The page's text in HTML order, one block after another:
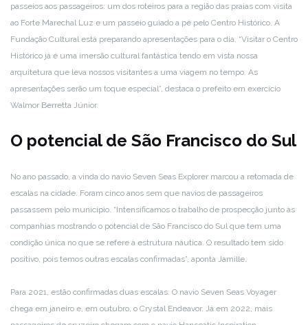
passeios aos passageiros: um dos roteiros para a região das praias com visita
ao Forte Marechal Luz e um passeio guiado a pé pelo Centro Histórico. A
Fundação Cultural está preparando apresentações para o dia. “Visitar o Centro
Histórico já é uma imersão cultural fantástica tendo em vista nossa
arquitetura que leva nossos visitantes a uma viagem no tempo. As
apresentações serão um toque especial”, destaca o prefeito em exercício
Walmor Berretta Júnior.
O potencial de São Francisco do Sul
No ano passado, a vinda do navio Seven Seas Explorer marcou a retomada de
escalas na cidade. Foram cinco anos sem que navios de passageiros
passassem pelo município. “Intensificamos o trabalho de prospecção junto às
companhias mostrando o potencial de São Francisco do Sul que tem uma
condição única no que se refere à estrutura náutica. O resultado tem sido
positivo, pois temos outras escalas confirmadas”, aponta Jamille.
Para 2021, estão confirmadas duas escalas. O navio Seven Seas Voyager
chega em janeiro e, em outubro, o Crystal Endeavor. Já em 2022, mais